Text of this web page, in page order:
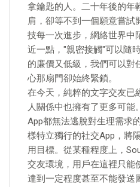
拿鑰匙的人。二十年後的年
肩，卻等不到一個願意嘗試
技每一次進步，網絡世界中
近一點，"親密接觸"可以隨
的廉價又低級，我們可以對
心那扇門卻始終緊鎖。
在今天，純粹的文字交友已
人關係中也擁有了更多可能
App都無法逃脫對生理需求
樣特立獨行的社交App，將
用目標。從某種程度上，
交友環境，用戶在這裡只能
達到一定程度甚至不能發送